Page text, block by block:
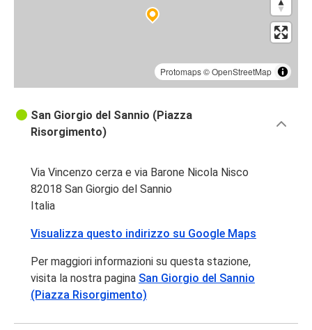
Protomaps©OpenStreetMap
San Giorgio del Sannio (Piazza
Risorgimento)
Via Vincenzo cerza e via Barone Nicola Nisco
82018 San Giorgio del Sannio
Italia
Visualizza questo indirizzo su Google Maps
Per maggiori informazioni su questa stazione,
visita la nostra pagina San Giorgio del Sannio
(Piazza Risorgimento)